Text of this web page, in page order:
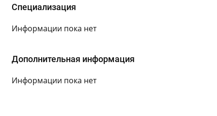
Специализация
Информации пока нет
Дополнительная информация
Информации пока нет